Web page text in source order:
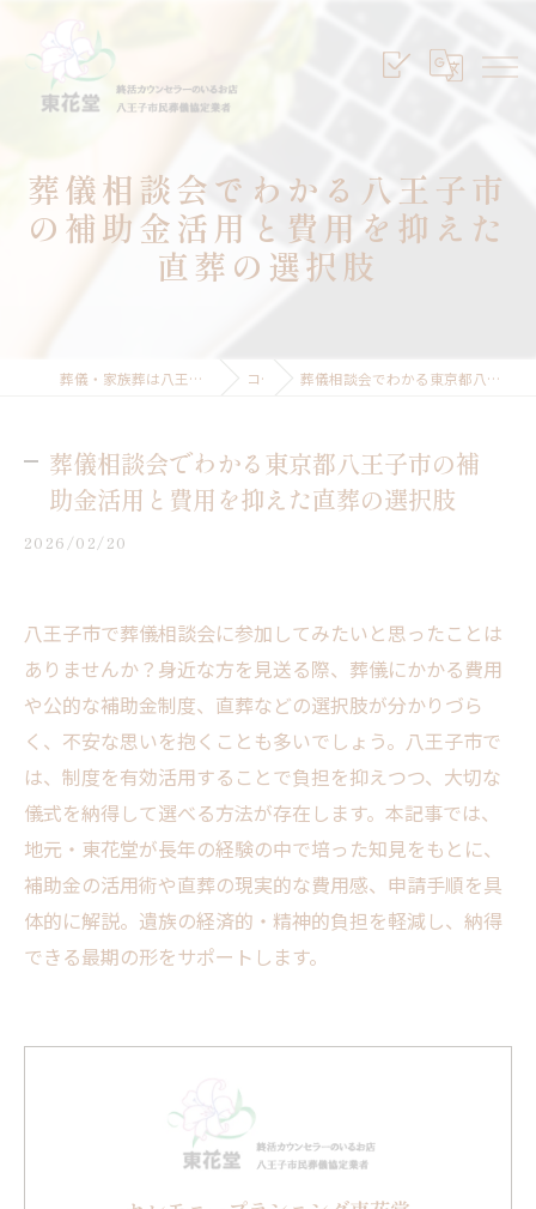
葬儀相談会でわかる八王子市
の補助金活用と費用を抑えた
直葬の選択肢
葬儀・家族葬は八王子のセレモニープランニング東花堂 コラム 葬儀相談会でわかる東京都八王子市の補助金活用と費用を抑えた直葬の選択肢
葬儀相談会でわかる東京都八王子市の補
助金活用と費用を抑えた直葬の選択肢
2026/02/20
八王子市で葬儀相談会に参加してみたいと思ったことは
ありませんか？身近な方を見送る際、葬儀にかかる費用
や公的な補助金制度、直葬などの選択肢が分かりづら
く、不安な思いを抱くことも多いでしょう。八王子市で
は、制度を有効活用することで負担を抑えつつ、大切な
儀式を納得して選べる方法が存在します。本記事では、
地元・東花堂が長年の経験の中で培った知見をもとに、
補助金の活用術や直葬の現実的な費用感、申請手順を具
体的に解説。遺族の経済的・精神的負担を軽減し、納得
できる最期の形をサポートします。